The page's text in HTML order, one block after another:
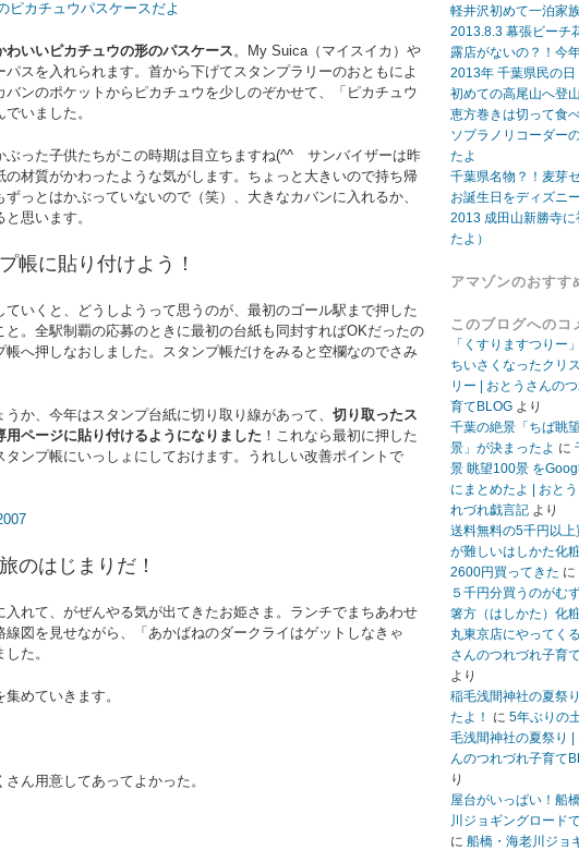
わいいピカチュウの形のパスケース。My Suica（マイスイカ）や
スを入れられます。首から下げてスタンプラリーのおともによ
ンのポケットからピカチュウを少しのぞかせて、「ピカチュウ
いました。
ぶった子供たちがこの時期は目立ちますね(^^ゞサンバイザーは昨
材質がかわったような気がします。ちょっと大きいので持ち帰
っとはかぶっていないので（笑）、大きなカバンに入れるか、
思います。
帳に貼り付けよう！
ていくと、どうしようって思うのが、最初のゴール駅まで押した
と。全駅制覇の応募のときに最初の台紙も同封すればOKだったの
へ押しなおしました。スタンプ帳だけをみると空欄なのでさみ
か、今年はスタンプ台紙に切り取り線があって、 切り取ったス
ページに貼り付けるようになりました ！これなら最初に押した
タンプ帳にいっしょにしておけます。うれしい改善ポイントで
のはじまりだ！
入れて、がぜんやる気が出てきたお姫さま。ランチでまちあわせ
線図を見せながら、「あかばねのダークライはゲットしなきゃ
た。
めていきます。
ん用意してあってよかった。
軽井沢初めて一泊家
2013.8.3 幕張ビーチ
露店がないの？！今
2013年 千葉県民の
初めての高尾山へ登
恵方巻きは切って食
ソプラノリコーダー
たよ
千葉県名物？！麦芽
お誕生日をディズニ
2013 成田山新勝寺
たよ）
アマゾンのおすす
このブログへのコ
「くすりますつりー
ちいさくなったクリ
リー | おとうさんの
育てBLOG より
千葉の絶景「ちば眺
景」が決まったよ に
景 眺望100景 を
にまとめたよ | おと
れづれ戯言記 より
送料無料の5千円以上
が難しいはしかた化
2600円買ってきた に
５千円分買うのがむ
箸方（はしかた）化
丸東京店にやってく
さんのつれづれ子育
より
稲毛浅間神社の夏祭
たよ！
に 5年ぶりの
毛浅間神社の夏祭り |
んのつれづれ子育て
り
屋台がいっぱい！船
川ジョギングロード
に 船橋・海老川ジョ